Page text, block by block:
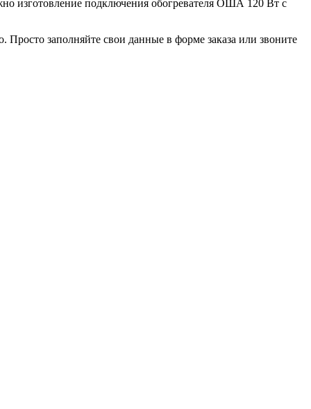
изготовление подключения обогревателя ОША 120 Вт с
заполняйте свои данные в форме заказа или звоните